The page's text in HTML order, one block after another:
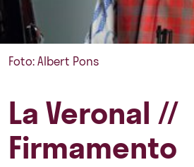
Foto: Albert Pons
La Veronal //
Firmamento